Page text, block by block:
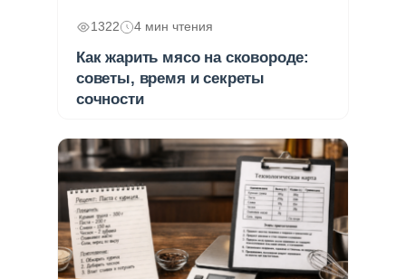
1322 4 мин чтения
Как жарить мясо на сковороде:
советы, время и секреты
сочности